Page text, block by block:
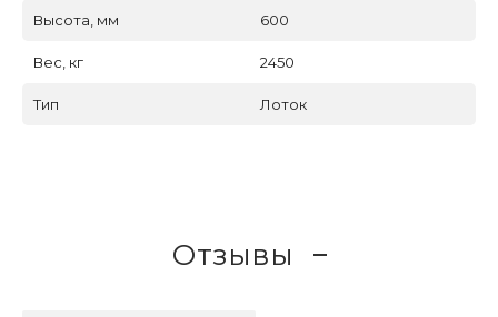
Высота, мм 600
Вес, кг 2450
Тип Лоток
Отзывы